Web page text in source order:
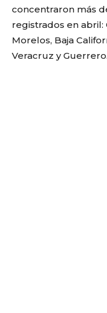
concentraron más
registrados en abril:
Morelos, Baja
Veracruz y Guerrero.